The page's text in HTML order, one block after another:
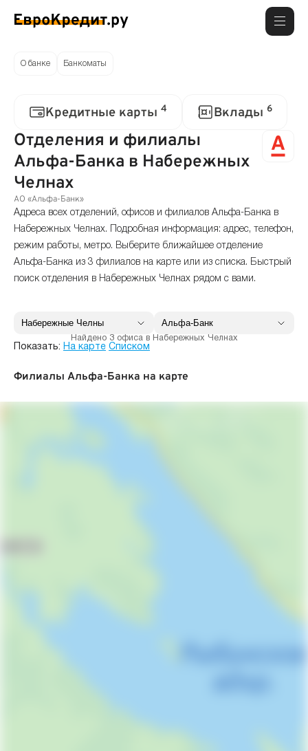
О банке Банкоматы
Кредитные карты 4 Вклады 6
Отделения и филиалы
Альфа-Банка в Набережных
Челнах
АО «Альфа-Банк»
Адреса всех отделений, офисов и филиалов Альфа-Банка в
Набережных Челнах. Подробная информация: адрес, телефон,
режим работы, метро. Выберите ближайшее отделение
Альфа-Банка из 3 филиалов на карте или из списка. Быстрый
поиск отделения в Набережных Челнах рядом с вами.
Найдено 3 офиса в Набережных Челнах
Показать: На карте Списком
Филиалы Альфа-Банка на карте